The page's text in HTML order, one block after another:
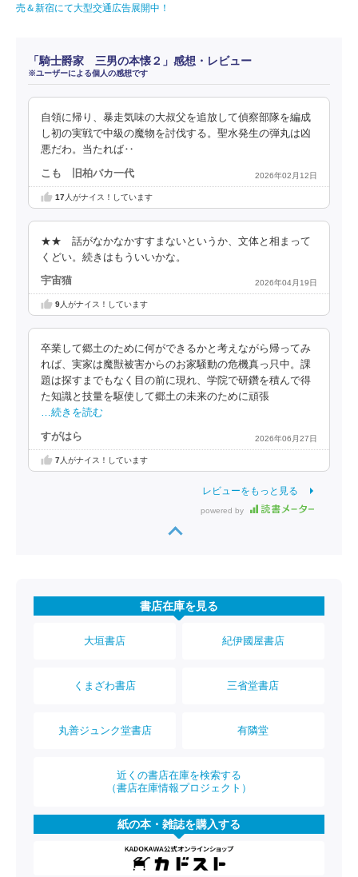
売＆新宿にて大型交通広告展開中！
「騎士爵家 三男の本懐２」感想・レビュー
※ユーザーによる個人の感想です
自領に帰り、暴走気味の大叔父を追放して偵察部隊を編成
し初の実戦で中級の魔物を討伐する。聖水発生の弾丸は凶
悪だわ。当たれば‥
こも 旧柏バカ一代 2026年02月12日
17人がナイス！しています
★★ 話がなかなかすすまないというか、文体と相まって
くどい。続きはもういいかな。
宇宙猫 2026年04月19日
9人がナイス！しています
卒業して郷土のために何ができるかと考えながら帰ってみ
れば、実家は魔獣被害からのお家騒動の危機真っ只中。課
題は探すまでもなく目の前に現れ、学院で研鑽を積んで得
た知識と技量を駆使して郷土の未来のために頑張
…続きを読む
すがはら 2026年06月27日
7人がナイス！しています
レビューをもっと見る
powered by
書店在庫を見る
大垣書店 紀伊國屋書店
くまざわ書店 三省堂書店
丸善ジュンク堂書店 有隣堂
近くの書店在庫を検索する
（書店在庫情報プロジェクト）
紙の本・雑誌を購入する